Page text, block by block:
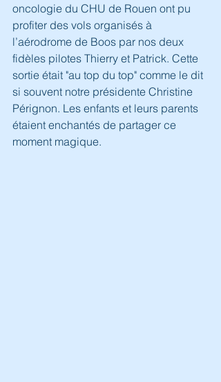
oncologie du CHU de Rouen ont pu
profiter des vols organisés à
l’aérodrome de Boos par nos deux
fidèles pilotes Thierry et Patrick. Cette
sortie était "au top du top" comme le dit
si souvent notre présidente Christine
Pérignon. Les enfants et leurs parents
étaient enchantés de partager ce
moment magique.